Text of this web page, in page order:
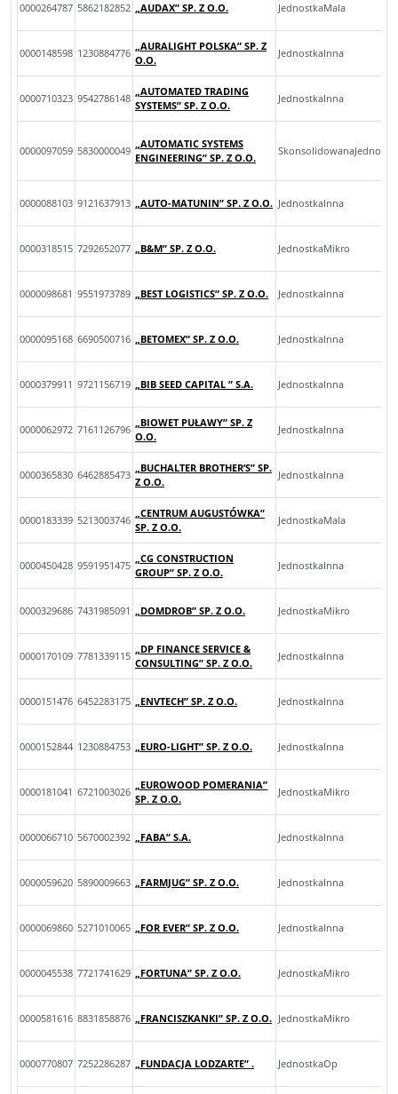
0000264787 5862182852 „AUDAX” SP. Z O.O. JednostkaMala
0000148598 1230884776
„AURALIGHT POLSKA” SP. Z
O.O.
JednostkaInna
0000710323 9542786148
„AUTOMATED TRADING
SYSTEMS” SP. Z O.O.
JednostkaInna
0000097059 5830000049
„AUTOMATIC SYSTEMS
ENGINEERING” SP. Z O.O.
0000088103 9121637913 „AUTO-MATUNIN” SP. Z O.O. JednostkaInna
0000318515 7292652077 „B&M” SP. Z O.O. JednostkaMikro
0000098681 9551973789 „BEST LOGISTICS” SP. Z O.O. JednostkaInna
0000095168 6690500716 „BETOMEX” SP. Z O.O. JednostkaInna
0000379911 9721156719 „BIB SEED CAPITAL ” S.A. JednostkaInna
0000062972 7161126796
„BIOWET PUŁAWY” SP. Z
O.O.
JednostkaInna
0000365830 6462885473
„BUCHALTER BROTHER’S” SP.
Z O.O.
JednostkaInna
0000183339 5213003746
„CENTRUM AUGUSTÓWKA”
SP. Z O.O.
JednostkaMala
0000450428 9591951475
„CG CONSTRUCTION
GROUP” SP. Z O.O.
JednostkaInna
0000329686 7431985091 „DOMDROB” SP. Z O.O. JednostkaMikro
0000170109 7781339115
„DP FINANCE SERVICE &
CONSULTING” SP. Z O.O.
JednostkaInna
0000151476 6452283175 „ENVTECH” SP. Z O.O. JednostkaInna
0000152844 1230884753 „EURO-LIGHT” SP. Z O.O. JednostkaInna
0000181041 6721003026
„EUROWOOD POMERANIA”
SP. Z O.O.
JednostkaMikro
0000066710 5670002392 „FABA” S.A. JednostkaInna
0000059620 5890009663 „FARMJUG” SP. Z O.O. JednostkaInna
0000069860 5271010065 „FOR EVER” SP. Z O.O. JednostkaInna
0000045538 7721741629 „FORTUNA” SP. Z O.O. JednostkaMikro
0000581616 8831858876 „FRANCISZKANKI” SP. Z O.O. JednostkaMikro
0000770807 7252286287 „FUNDACJA LODZARTE” . JednostkaOp